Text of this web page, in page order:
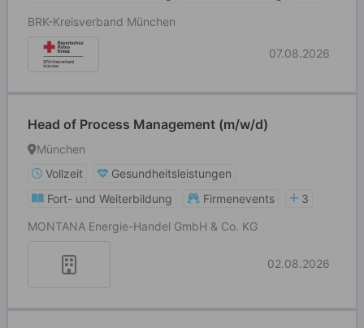
BRK-Kreisverband München
07.08.2026
Head of Process Management (m/w/d)
München
Vollzeit
Gesundheitsleistungen
Fort- und Weiterbildung
Firmenevents
3
MONTANA Energie-Handel GmbH & Co. KG
02.08.2026